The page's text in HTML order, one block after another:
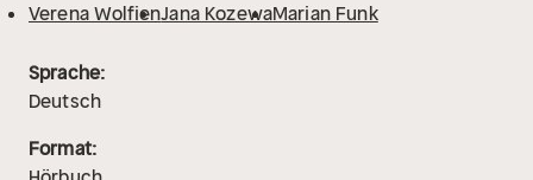
Verena WolfienJana KozewaMarian Funk
Sprache:
Deutsch
Format: